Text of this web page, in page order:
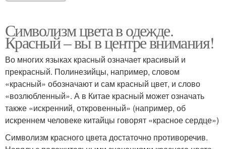
Символизм цвета в одежде.
Красный – вы в центре внимания!
Во многих языках красный означает красивый и
прекрасный. Полинезийцы, например, словом
«красный» обозначают и сам красный цвет, и слово
«возлюбленный». А в Китае красный может означать
также «искренний, откровенный» (например, об
искреннем человеке китайцы говорят «красное сердце»)
Символизм красного цвета достаточно противоречив.